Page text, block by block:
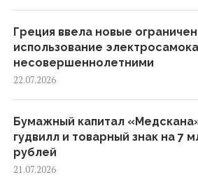
Греция ввела новые
использование
несовершеннолетними
22.07.2026
Бумажный капитал
гудвилл и товарный знак на 7
рублей
21.07.2026